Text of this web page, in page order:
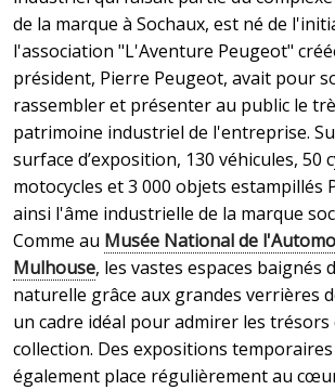
de la marque à Sochaux, est né de
l'association "L'Aventure Peugeot"
président, Pierre Peugeot, avait pour
rassembler et présenter au public le
patrimoine industriel de l'entreprise.
surface d’exposition, 130 véhicules, 50
motocycles et 3 000 objets estampillés
ainsi l'âme industrielle de la marque
Comme au Musée National de
Mulhouse, les vastes espaces baignés
naturelle grâce aux grandes verrières
un cadre idéal pour admirer les trésors
collection. Des expositions
également place régulièrement au